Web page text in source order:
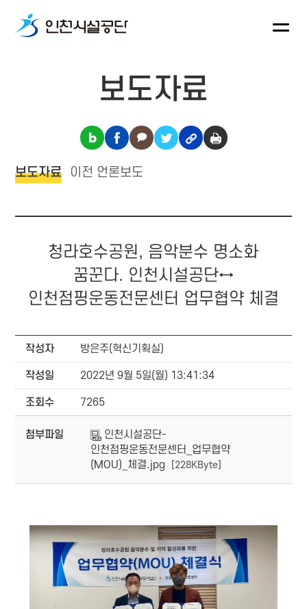
보도자료
보도자료 이전 언론보도
청라호수공원, 음악분수 명소화
꿈꾼다. 인천시설공단↔
인천점핑운동전문센터 업무협약 체결
작성자 방은주(혁신기획실)
작성일 2022년 9월 5일(월) 13:41:34
조회수 7265
첨부파일
인천시설공단-
인천점핑운동전문센터_업무협약
(MOU)_체결.jpg
[228KByte]